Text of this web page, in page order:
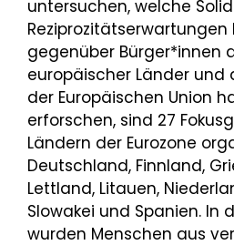
untersuchen, welche
Reziprozitätserwartungen
gegenüber Bürger*innen
europäischer Länder und
der Europäischen Union
erforschen, sind 27
Ländern der Eurozone
Deutschland, Finnland,
Lettland, Litauen,
Slowakei und Spanien. In
wurden Menschen aus